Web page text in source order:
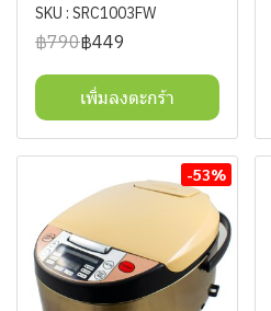
SKU : SRC1003FW
฿790฿449
เพิ่มลงตะกร้า
-53%